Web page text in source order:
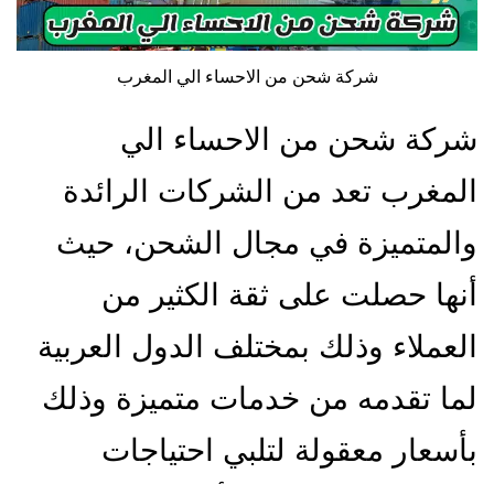
شركة شحن من الاحساء الي المغرب
شركة شحن من الاحساء الي
المغرب تعد من الشركات الرائدة
والمتميزة في مجال الشحن، حيث
أنها حصلت على ثقة الكثير من
العملاء وذلك بمختلف الدول العربية
لما تقدمه من خدمات متميزة وذلك
بأسعار معقولة لتلبي احتياجات